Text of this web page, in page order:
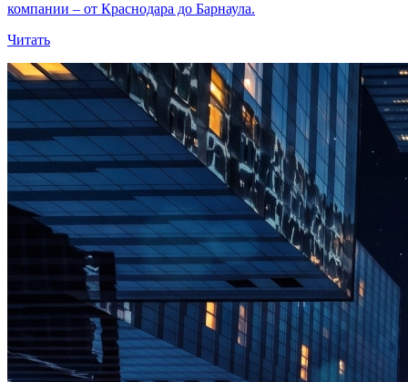
компании – от Краснодара до Барнаула.
Читать